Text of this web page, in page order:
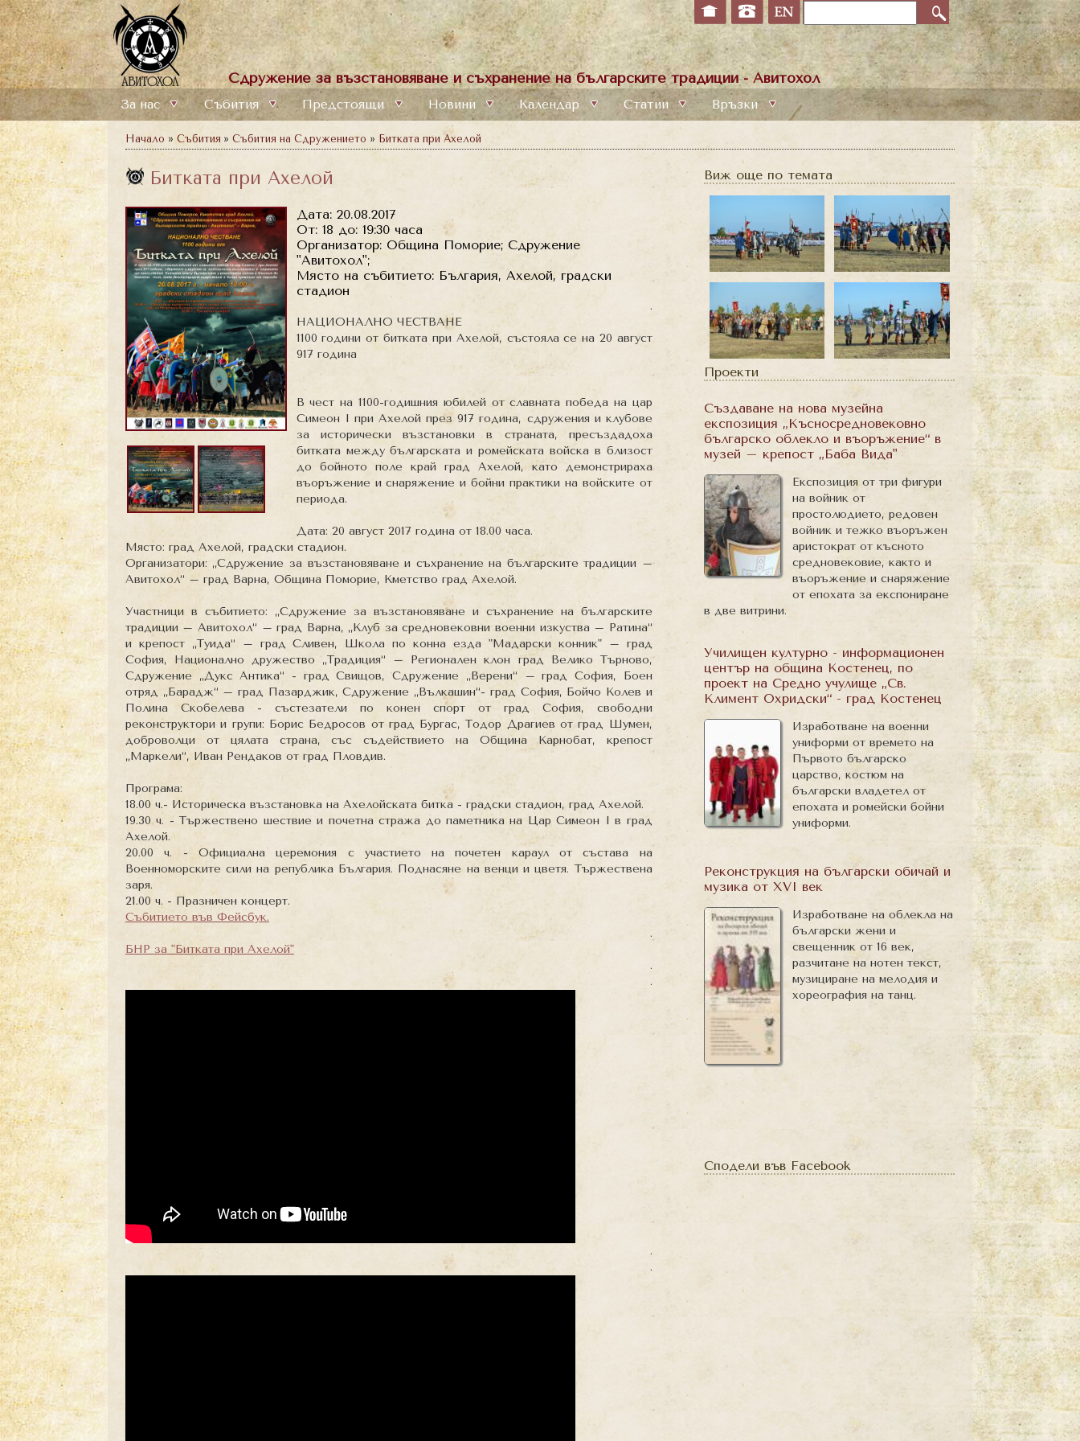
Сдружение за възстановяване и съхранение на българските традиции - Авитохол
За нас Събития Предстоящи Новини Календар Статии Връзки
Начало » Събития » Събития на Сдружението » Битката при Ахелой
Битката при Ахелой
Дата: 20.08.2017
От: 18 до: 19:30 часа
Организатор: Община Поморие; Сдружение
"Авитохол";
Място на събитието: България, Ахелой, градски
стадион
.
НАЦИОНАЛНО ЧЕСТВАНЕ
1100 години от битката при Ахелой, състояла се на 20 август
917 година
В чест на 1100-годишния юбилей от славната победа на цар
Симеон I при Ахелой през 917 година, сдружения и клубове
за исторически възстановки в страната, пресъздадоха
битката между българската и ромейската войска в близост
до бойното поле край град Ахелой, като демонстрираха
въоръжение и снаряжение и бойни практики на войските от
периода.
Дата: 20 август 2017 година от 18.00 часа.
Място: град Ахелой, градски стадион.
Организатори: „Сдружение за възстановяване и съхранение на българските традиции –
Авитохол“ – град Варна, Община Поморие, Кметство град Ахелой.
Участници в събитието: „Сдружение за възстановяване и съхранение на българските
традиции – Авитохол“ – град Варна, „Клуб за средновековни военни изкуства – Ратина“
и крепост „Туида“ – град Сливен, Школа по конна езда "Мадарски конник" – град
София, Национално дружество „Традиция“ – Регионален клон град Велико Търново,
Сдружение „Дукс Антика“ - град Свищов, Сдружение „Верени“ – град София, Боен
отряд „Барадж“ – град Пазарджик, Сдружение „Вълкашин“- град София, Бойчо Колев и
Полина Скобелева - състезатели по конен спорт от град София, свободни
реконструктори и групи: Борис Бедросов от град Бургас, Тодор Драгиев от град Шумен,
доброволци от цялата страна, със съдействието на Община Карнобат, крепост
„Маркели“, Иван Рендаков от град Пловдив.
Програма:
18.00 ч.- Историческа възстановка на Ахелойската битка - градски стадион, град Ахелой.
19.30 ч. - Тържествено шествие и почетна стража до паметника на Цар Симеон І в град
Ахелой.
20.00 ч. - Официална церемония с участието на почетен караул от състава на
Военноморските сили на република България. Поднасяне на венци и цветя. Тържествена
заря.
21.00 ч. - Празничен концерт.
Събитието във Фейсбук.
.
БНР за "Битката при Ахелой"
.
.
.
.
Виж още по темата
Проекти
Създаване на нова музейна
експозиция „Късносредновековно
българско облекло и въоръжение“ в
музей – крепост „Баба Вида"
Експозиция от три фигури
на войник от
простолюдието, редовен
войник и тежко въоръжен
аристократ от късното
средновековие, както и
въоръжение и снаряжение
от епохата за експониране
в две витрини.
Училищен културно - информационен
център на община Костенец, по
проект на Средно учулище „Св.
Климент Охридски“ - град Костенец
Изработване на военни
униформи от времето на
Първото българско
царство, костюм на
български владетел от
епохата и ромейски бойни
униформи.
Реконструкция на български обичай и
музика от XVI век
Изработване на облекла на
български жени и
свещенник от 16 век,
разчитане на нотен текст,
музициране на мелодия и
хореография на танц.
Сподели във Facebook